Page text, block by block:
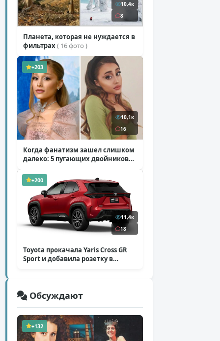
10,4к
8
Планета, которая не нуждается в
фильтрах( 16 фото )
+203
10,1к
16
Когда фанатизм зашел слишком
далеко: 5 пугающих двойников
+200
11,4к
18
Toyota прокачала Yaris Cross GR
Sport и добавила розетку в
Обсуждают
+132